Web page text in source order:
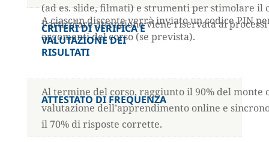
(ad es. slide, filmati) e strumenti per stimolare il
Particolare attenzione viene riservata ai
A ciascun discente verrà inviato un codice PIN
argomenti del corso (se prevista).
CRITERI DI VERIFICA E
VALUTAZIONE DEI
RISULTATI
Al termine del corso, raggiunto il 90% del
valutazione dell’apprendimento online e
il 70% di risposte corrette.
ATTESTATO DI FREQUENZA